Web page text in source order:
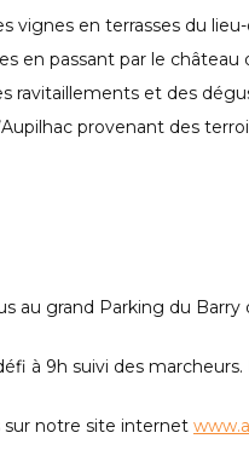
vignes en terrasses du
en passant par le château
ravitaillements et des
provenant des
au grand Parking du
à 9h suivi des
sur notre site internet